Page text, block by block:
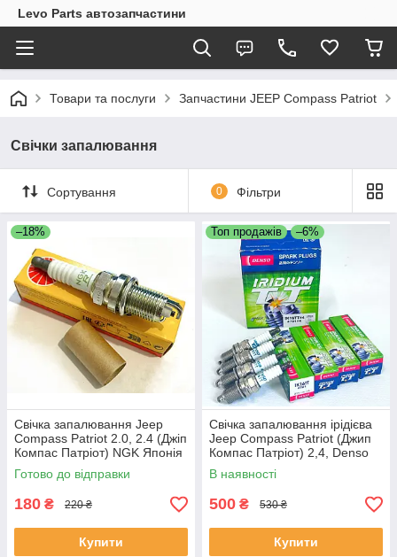
Levo Parts автозапчастини
Товари та послуги Запчастини JEEP Compass Patriot
Свічки запалювання
Сортування 0 Фільтри
–18%
Свічка запалювання Jeep
Compass Patriot 2.0, 2.4 (Джіп
Компас Патріот) NGK Японія
ZFR5F11
Готово до відправки
180 ₴ 220 ₴
Купити
Топ продажів –6%
Свічка запалювання ірідієва
Jeep Compass Patriot (Джип
Компас Патріот) 2,4, Denso
IK16TT
В наявності
500 ₴ 530 ₴
Купити